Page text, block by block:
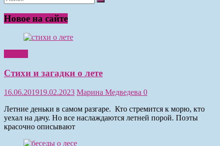
Новое на сайте
Стихи и загадки о лете
16.06.201919.02.2023 Марина Медведева 0
Летние деньки в самом разгаре. Кто стремится к морю, кто
уехал на дачу. Но все наслаждаются летней порой. Поэты
красочно описывают